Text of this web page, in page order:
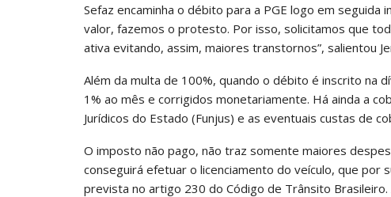
Sefaz encaminha o débito para a PGE logo em
valor, fazemos o protesto. Por isso, solicitamos que
ativa evitando, assim, maiores transtornos”, salientou
Além da multa de 100%, quando o débito é inscrito na
1% ao mês e corrigidos monetariamente. Há ainda a
Jurídicos do Estado (Funjus) e as eventuais custas de
O imposto não pago, não traz somente maiores
conseguirá efetuar o licenciamento do veículo, que por
prevista no artigo 230 do Código de Trânsito